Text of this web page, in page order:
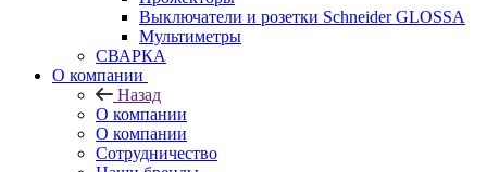
Выключатели и розетки Schneider GLOSSA
Мультиметры
СВАРКА
О компании
Назад
О компании
О компании
Сотрудничество